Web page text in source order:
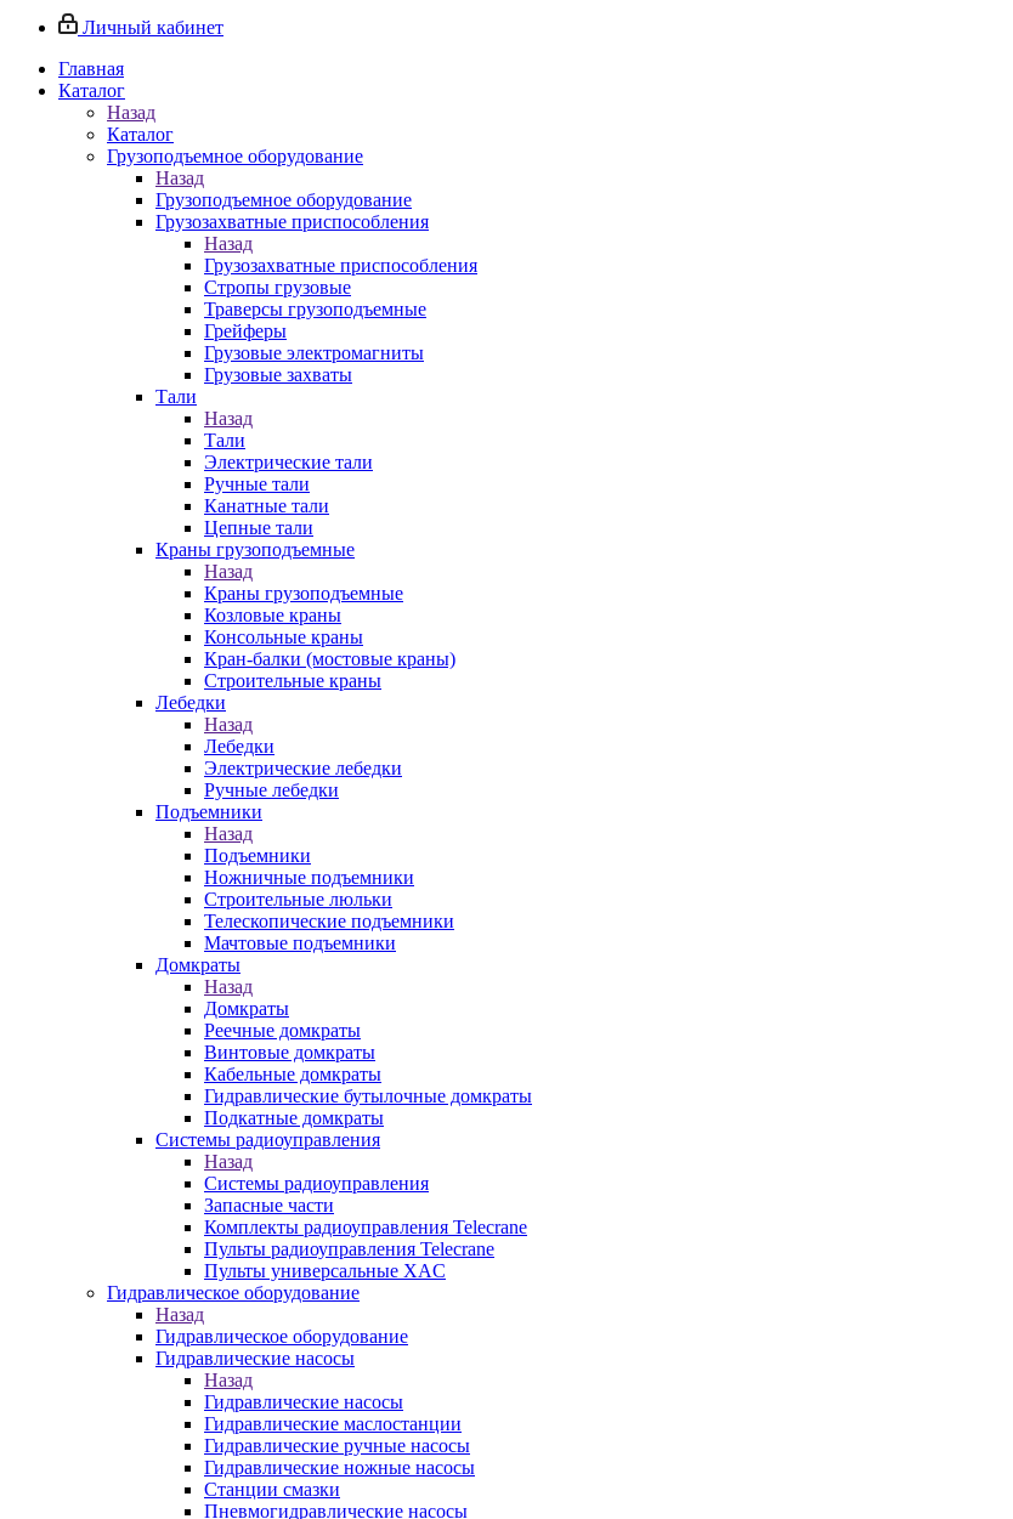
Личный кабинет
Главная
Каталог
Назад
Каталог
Грузоподъемное оборудование
Назад
Грузоподъемное оборудование
Грузозахватные приспособления
Назад
Грузозахватные приспособления
Стропы грузовые
Траверсы грузоподъемные
Грейферы
Грузовые электромагниты
Грузовые захваты
Тали
Назад
Тали
Электрические тали
Ручные тали
Канатные тали
Цепные тали
Краны грузоподъемные
Назад
Краны грузоподъемные
Козловые краны
Консольные краны
Кран-балки (мостовые краны)
Строительные краны
Лебедки
Назад
Лебедки
Электрические лебедки
Ручные лебедки
Подъемники
Назад
Подъемники
Ножничные подъемники
Строительные люльки
Телескопические подъемники
Мачтовые подъемники
Домкраты
Назад
Домкраты
Реечные домкраты
Винтовые домкраты
Кабельные домкраты
Гидравлические бутылочные домкраты
Подкатные домкраты
Системы радиоуправления
Назад
Системы радиоуправления
Запасные части
Комплекты радиоуправления Telecrane
Пульты радиоуправления Telecrane
Пульты универсальные XAC
Гидравлическое оборудование
Назад
Гидравлическое оборудование
Гидравлические насосы
Назад
Гидравлические насосы
Гидравлические маслостанции
Гидравлические ручные насосы
Гидравлические ножные насосы
Станции смазки
Пневмогидравлические насосы